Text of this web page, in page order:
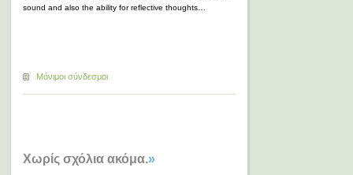
sound and also the ability for reflective thoughts…
Μόνιμοι σύνδεσμοι
Χωρίς σχόλια ακόμα.»